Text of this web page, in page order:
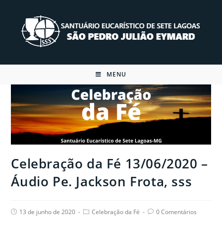
content
MENU
Celebração da Fé 13/06/2020 –
Áudio Pe. Jackson Frota, sss
Post13 de junho de 2020
PostCelebração da Fé
Post0 Comentários